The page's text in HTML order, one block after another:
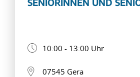
10:00 - 13:00 Uhr
07545 Gera